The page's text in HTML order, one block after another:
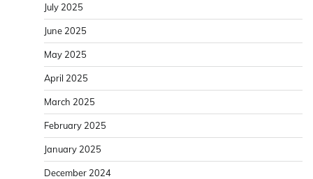
July 2025
June 2025
May 2025
April 2025
March 2025
February 2025
January 2025
December 2024